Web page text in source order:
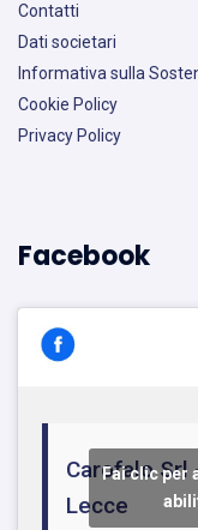
Contatti
Dati societari
Informativa sulla
Cookie Policy
Privacy Policy
Facebook
Carofalo Srl
Lecce
Fai clic per